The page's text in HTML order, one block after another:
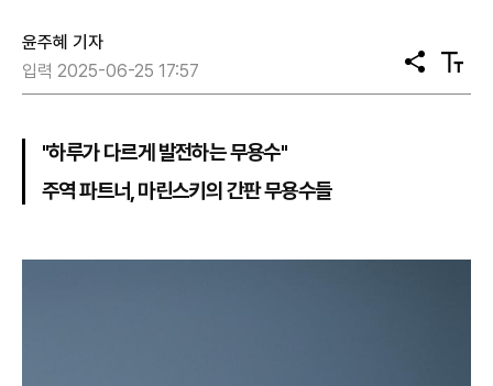
윤주혜 기자
입력 2025-06-25 17:57
공
유
텍
스
"하루가 다르게 발전하는 무용수"
주역 파트너, 마린스키의 간판 무용수들